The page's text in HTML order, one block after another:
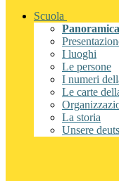
Scuola
Panoramica
I luoghi
Le persone
I numeri
Le carte
La storia
Unsere